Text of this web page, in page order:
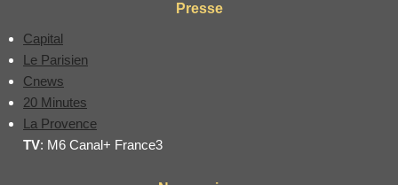
Presse
Capital
Le Parisien
Cnews
20 Minutes
La Provence
TV: M6 Canal+ France3